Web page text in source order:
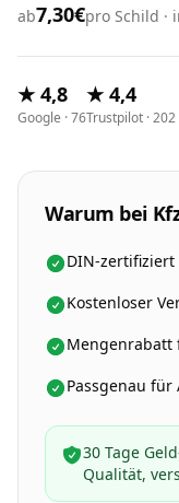
ab7,30€pro Schild ·
★ 4,8
Google · 76
★ 4,4
Trustpilot · 202
Warum bei
DIN-zertifiziert
Kostenloser
Mengenrabatt
Passgenau
30 Tage
Qualität,